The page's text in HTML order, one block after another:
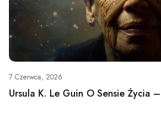
7 Czerwca, 2026
Ursula K. Le Guin O Sensie Życia